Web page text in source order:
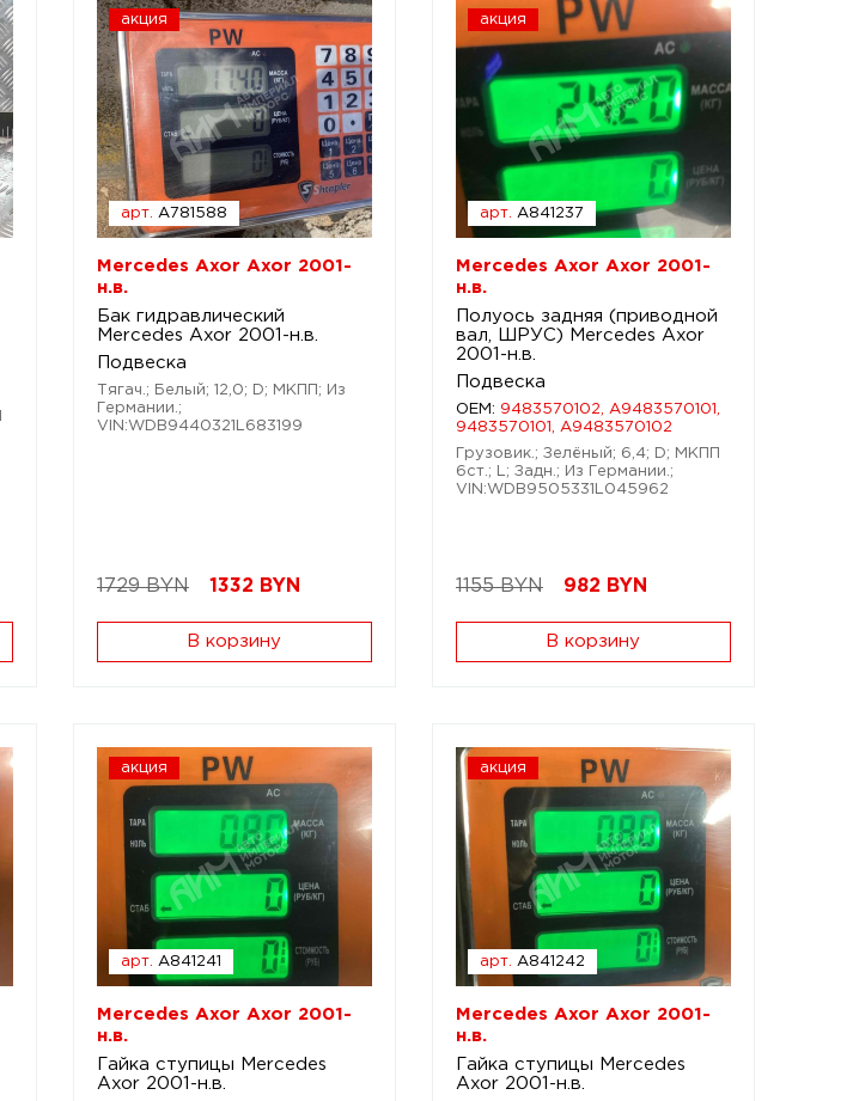
акция
арт. A781588
Mercedes Axor Axor 2001-
н.в.
Бак гидравлический
Mercedes Axor 2001-н.в.
Подвеска
Тягач.; Белый; 12,0; D; МКПП; Из
Германии.;
VIN:WDB9440321L683199
1729 BYN 1332 BYN
В корзину
акция
арт. A841237
Mercedes Axor Axor 2001-
н.в.
Полуось задняя (приводной
вал, ШРУС) Mercedes Axor
2001-н.в.
Подвеска
OEM: 9483570102, A9483570101,
9483570101, A9483570102
Грузовик.; Зелёный; 6,4; D; МКПП
6ст.; L; Задн.; Из Германии.;
VIN:WDB9505331L045962
1155 BYN 982 BYN
В корзину
акция
арт. A841241
Mercedes Axor Axor 2001-
н.в.
Гайка ступицы Mercedes
Axor 2001-н.в.
акция
арт. A841242
Mercedes Axor Axor 2001-
н.в.
Гайка ступицы Mercedes
Axor 2001-н.в.